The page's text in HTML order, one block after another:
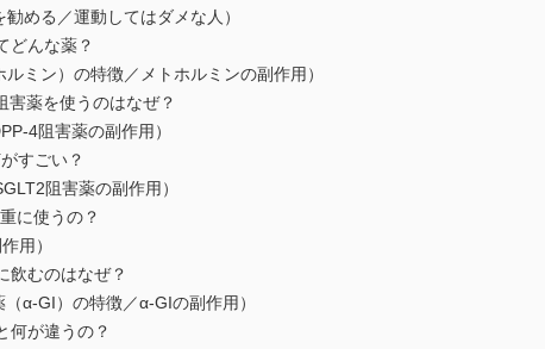
勧める／運動してはダメな人）
んな薬？
ルミン）の特徴／メトホルミンの副作用）
薬を使うのはなぜ？
4阻害薬の副作用）
すごい？
阻害薬の副作用）
に使うの？
用）
むのはなぜ？
（α-GI）の特徴／α-GIの副作用）
が違うの？